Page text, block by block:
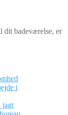
dit badeværelse, er
i
jagt